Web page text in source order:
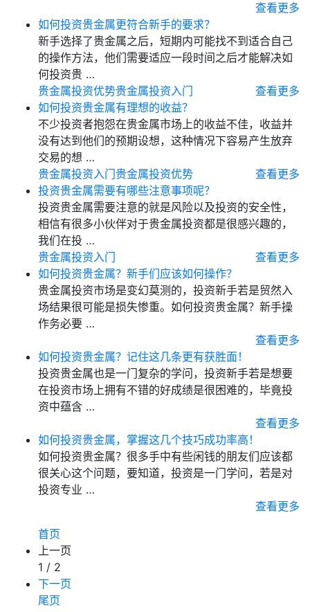
查看更多
如何投资贵金属更符合新手的要求？
新手选择了贵金属之后，短期内可能找不到适合自己
的操作方法，他们需要适应一段时间之后才能解决如
何投资贵 …
贵金属投资优势贵金属投资入门
查看更多
如何投资贵金属有理想的收益？
不少投资者抱怨在贵金属市场上的收益不佳，收益并
没有达到他们的预期设想，这种情况下容易产生放弃
交易的想 …
贵金属投资入门贵金属投资优势
查看更多
投资贵金属需要有哪些注意事项呢？
投资贵金属需要注意的就是风险以及投资的安全性，
相信有很多小伙伴对于贵金属投资都是很感兴趣的，
我们在投 …
贵金属投资入门
查看更多
如何投资贵金属？新手们应该如何操作？
贵金属投资市场是变幻莫测的，投资新手若是贸然入
场结果很可能是损失惨重。如何投资贵金属？新手操
作务必要 …
查看更多
如何投资贵金属？记住这几条更有获胜面！
投资贵金属也是一门复杂的学问，投资新手若是想要
在投资市场上拥有不错的好成绩是很困难的，毕竟投
资中蕴含 …
查看更多
如何投资贵金属，掌握这几个技巧成功率高！
如何投资贵金属？很多手中有些闲钱的朋友们应该都
很关心这个问题，要知道，投资是一门学问，若是对
投资专业 …
查看更多
首页
上一页
1 / 2
下一页
尾页